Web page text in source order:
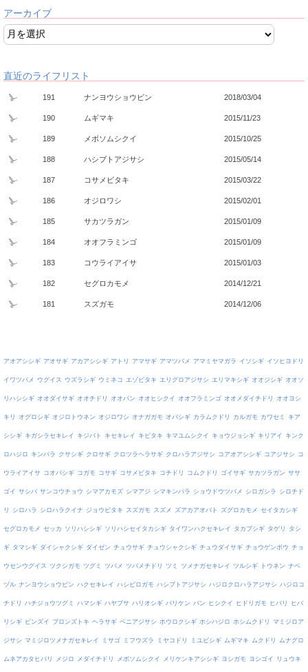
アーカイブ
直近のライフリスト
191 ナンヨウショウビン 2018/03/04
190 ムギマキ 2015/11/23
189 メボソムシクイ 2015/10/25
188 ハシブトアジサシ 2015/05/14
187 コサメビタキ 2015/03/22
186 オジロワシ 2015/02/01
185 サカツラガン 2015/01/09
184 オオフラミンゴ 2015/01/09
183 コウライアイサ 2015/01/03
182 セグロカモメ 2014/12/21
181 スズガモ 2014/12/06
アオアシシギ アオサギ アカアシシギ アトリ アマサギ アマツバメ アマミヤマガラ イソシギ イソヒヨドリ
イワツバメ ウグイス ウズラシギ ウミネコ エゾビタキ エリグロアジサシ エリマキシギ オオジシギ オオソ
リハシシギ オオダイサギ オオチドリ オオバン オオヒシクイ オオフラミンゴ オオメダイチドリ オオヨシ
キリ オグロシギ オジロトウネン オジロワシ オナガガモ オバシギ カラムクドリ カルガモ カワセミ キア
シシギ キガシラセキレイ キジバト キセキレイ キビタキ キマユムシクイ キョウジョシギ キリアイ キンク
ロハジロ キンパラ クサシギ クロサギ クロツラヘラサギ クロハラアジサシ コアオアシシギ コアジサシ コ
ウライアイサ コオバシギ コガモ コサギ コサメビタキ コチドリ コムクドリ ゴイサギ サカツラガン ササ
ゴイ サシバ サンコウチョウ シマアカモズ シマアジ シマキンパラ ショウドウツバメ シロガシラ シロチド
リ シロハラ シロハラクイナ ジョウビタキ スズガモ スズメ ズアカアオバト ズグロカモメ セイタカシギ
セグロカモメ セッカ ソリハシシギ ソリハシセイタカシギ タイワンハクセキレイ タカブシギ タゲリ タシ
ギ タマシギ ダイシャクシギ ダイゼン チュウサギ チュウシャクシギ チュウダイサギ チョウゲンボウ チョ
ウセンウグイス ツクシガモ ツグミ ツバメ ツバメチドリ ツミ ツメナガセキレイ ツルシギ トウネン ナベ
ヅル ナンヨウショウビン ハクセキレイ ハシビロガモ ハシブトアジサシ ハジロクロハラアジサシ ハジロコ
チドリ ハチジョウツグミ ハマシギ ハヤブサ ハリオシギ バリケン バン ヒシクイ ヒドリガモ ヒバリ ヒバ
リシギ ビンズイ ブロンズトキ ヘラサギ ベニアジサシ ホウロクシギ ホシハジロ ホシムクドリ マミジロア
ジサシ マミジロツメナガセキレイ ミサゴ ミフウズラ ミヤコドリ ミユビシギ ムギマキ ムクドリ ムナグロ
ムネアカタヒバリ メジロ メダイチドリ メボソムシクイ メリケンキアシシギ ヨシガモ ヨシゴイ リュウキ